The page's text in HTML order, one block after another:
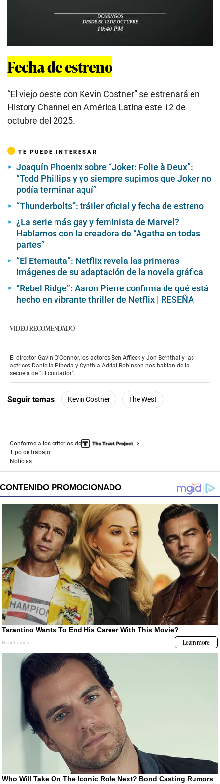
Fecha de estreno
“El viejo oeste con Kevin Costner” se estrenará en
History Channel en América Latina este 12 de
octubre del 2025.
TE PUEDE INTERESAR
Joaquín Phoenix sobre “Joker: Folie à Deux”:
“Todd Phillips y yo siempre supimos que Joker no
podía terminar aquí”
“Thunderbolts”: tráiler oficial y fecha de estreno
¿La serie más gay y feminista de Marvel?
Hablamos con la creadora de “Agatha en todas
partes”
“El Eternauta”: Netflix revela las primeras
imágenes de su adaptación de la novela gráfica
“Rebel Ridge”: Aaron Pierre confirma de qué está
hecho en vibrante thriller de Netflix | RESEÑA
VIDEO RECOMENDADO
El director Gavin O'Connor, los actores Ben Affleck y Jon Bernthal y las
actrices Daniella Pineda y Cynthia Addai Robinson nos hablan de la
secuela de "El contador".
Seguir temas Kevin Costner The West
Conforme a los criterios de
Tipo de trabajo:
Noticias